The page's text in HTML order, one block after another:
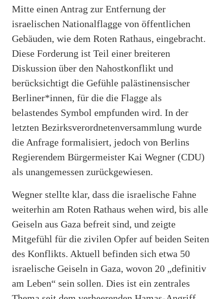
Mitte einen Antrag zur Entfernung der
israelischen Nationalflagge von öffentlichen
Gebäuden, wie dem Roten Rathaus, eingebracht.
Diese Forderung ist Teil einer breiteren
Diskussion über den Nahostkonflikt und
berücksichtigt die Gefühle palästinensischer
Berliner*innen, für die die Flagge als
belastendes Symbol empfunden wird. In der
letzten Bezirksverordnetenversammlung wurde
die Anfrage formalisiert, jedoch von Berlins
Regierendem Bürgermeister Kai Wegner (CDU)
als unangemessen zurückgewiesen.
Wegner stellte klar, dass die israelische Fahne
weiterhin am Roten Rathaus wehen wird, bis alle
Geiseln aus Gaza befreit sind, und zeigte
Mitgefühl für die zivilen Opfer auf beiden Seiten
des Konflikts. Aktuell befinden sich etwa 50
israelische Geiseln in Gaza, wovon 20 „definitiv
am Leben“ sein sollen. Dies ist ein zentrales